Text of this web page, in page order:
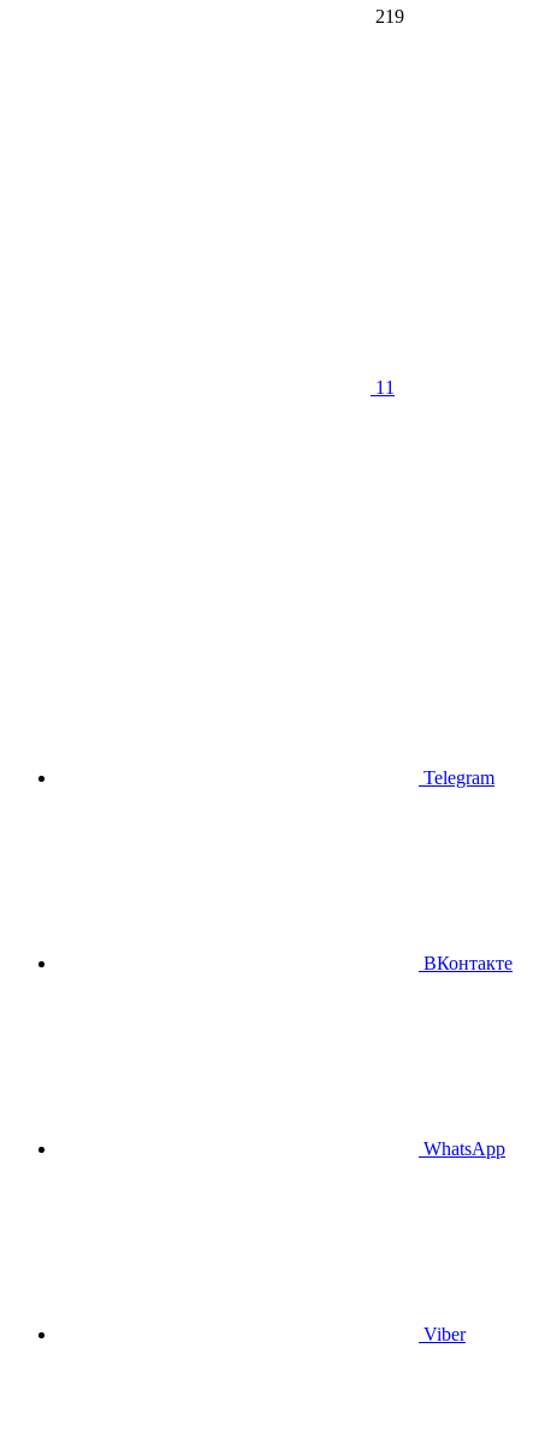
219
11
Telegram
ВКонтакте
WhatsApp
Viber